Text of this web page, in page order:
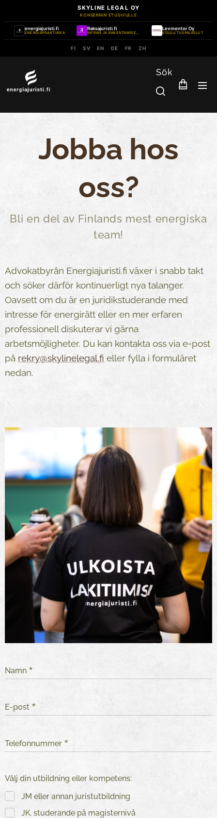
SKYLINE LEGAL OY
KONSERNIN ETUSIVULLE
energiajuristi.fi
ENERGIAPRAKTIIKKA
Raksajuristi.fi
INFRAN JA RAKENTAMISEN PRAKTIIKKA
Lexmentor Oy
KOULUTUSPALVELUT
FI SV EN DE FR ZH
Sök
Jobba hos
oss?
Bli en del av Finlands mest energiska
team!
Advokatbyrån Energiajuristi.fi växer i snabb takt
och söker därför kontinuerligt nya talanger.
Oavsett om du är en juridikstuderande med
intresse för energirätt eller en mer erfaren
professionell diskuterar vi gärna
arbetsmöjligheter. Du kan kontakta oss via e-post
på rekry@skylinelegal.fi eller fylla i formuläret
nedan.
Namn
E-post
Telefonnummer
Välj din utbildning eller kompetens:
JM eller annan juristutbildning
JK, studerande på magisternivå